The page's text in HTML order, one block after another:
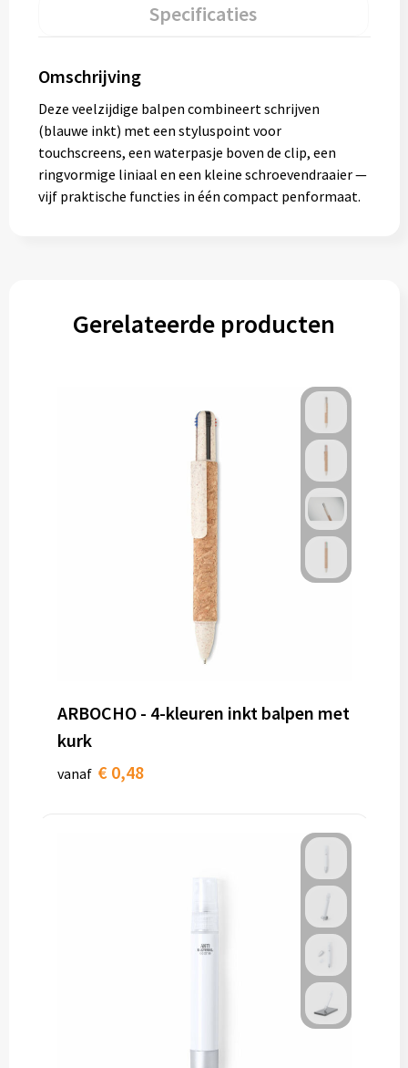
Specificaties
Omschrijving
Deze veelzijdige balpen combineert schrijven
(blauwe inkt) met een styluspoint voor
touchscreens, een waterpasje boven de clip, een
ringvormige liniaal en een kleine schroevendraaier —
vijf praktische functies in één compact penformaat.
Gerelateerde producten
ARBOCHO - 4-kleuren inkt balpen met
kurk
vanaf € 0,48